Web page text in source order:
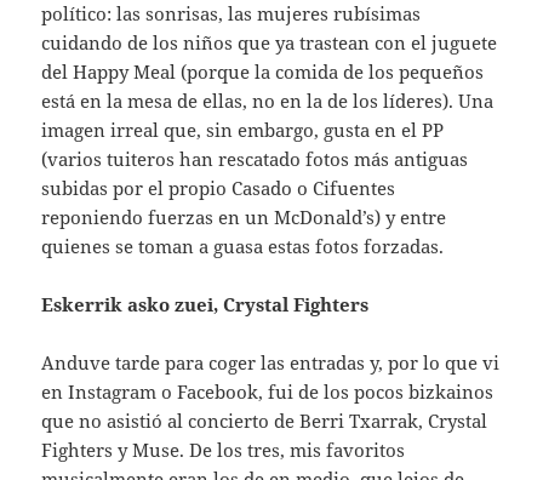
político: las sonrisas, las mujeres rubísimas
cuidando de los niños que ya trastean con el juguete
del Happy Meal (porque la comida de los pequeños
está en la mesa de ellas, no en la de los líderes). Una
imagen irreal que, sin embargo, gusta en el PP
(varios tuiteros han rescatado fotos más antiguas
subidas por el propio Casado o Cifuentes
reponiendo fuerzas en un McDonald’s) y entre
quienes se toman a guasa estas fotos forzadas.
Eskerrik asko zuei, Crystal Fighters
Anduve tarde para coger las entradas y, por lo que vi
en Instagram o Facebook, fui de los pocos bizkainos
que no asistió al concierto de Berri Txarrak, Crystal
Fighters y Muse. De los tres, mis favoritos